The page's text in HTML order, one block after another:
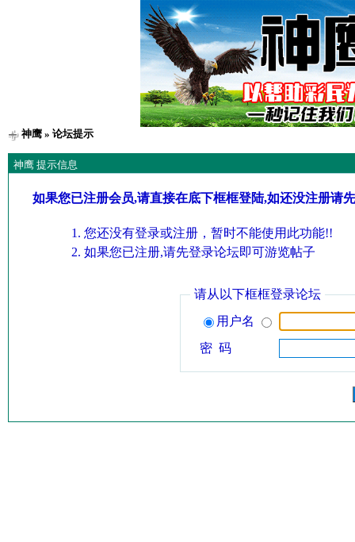
神鹰» 论坛提示
神鹰 提示信息
如果您已注册会员,请直接在底下框框登陆,如还没注册请
您还没有登录或注册，暂时不能使用此功能!!
如果您已注册,请先登录论坛即可游览帖子
请从以下框框登录论坛
用户名
密 码